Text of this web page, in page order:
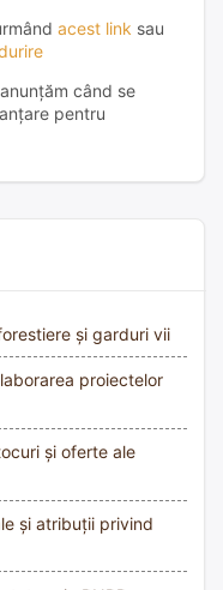
acest link sau
când se
pentru
și garduri vii
proiectelor
și oferte ale
și atribuții privind